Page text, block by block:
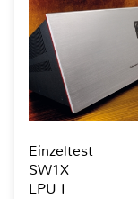
Einzeltest
SW1X
LPU I